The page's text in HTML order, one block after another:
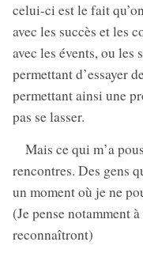
celui-ci est le fait
avec les succès et les
avec les évents, ou les
permettant d’essayer
permettant ainsi une
pas se lasser.
Mais ce qui m’a
rencontres. Des gens
un moment où je ne
(Je pense notamment
reconnaîtront)